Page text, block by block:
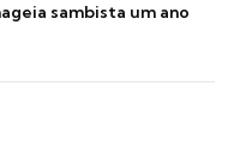
sambista um ano